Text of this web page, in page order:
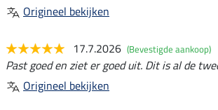
Origineel bekijken
17.7.2026 (Bevestigde aankoop)
Past goed en ziet er goed uit. Dit is al de
Origineel bekijken